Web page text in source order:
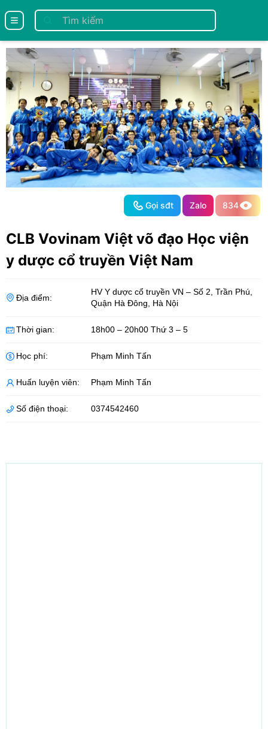
menu
Gọi sđt Zalo 834
CLB Vovinam Việt võ đạo Học viện
y dược cổ truyền Việt Nam
Địa điểm:
HV Y dược cổ truyền VN – Số 2, Trần Phú
Quận Hà Đông
Hà Nội
Thời gian: 18h00 – 20h00 Thứ 3 – 5
Học phí: Phạm Minh Tấn
Huấn luyện viên: Phạm Minh Tấn
Số điện thoại: 0374542460